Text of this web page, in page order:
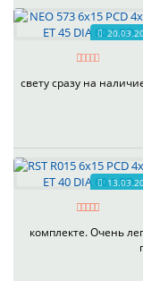
свету сразу на
комплекте. Очень